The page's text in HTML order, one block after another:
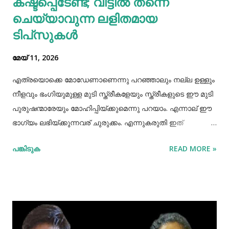
കാൽസ്യ...
ചെയ്യാവുന്ന ലളിതമായ
ടിപ്‌സുകൾ
മേയ് 11, 2026
എത്രയൊക്കെ മോഡേണാണെന്നു പറഞ്ഞാലും നല്ല ഉള്ളും
നീളവും ഭംഗിയുമുള്ള മുടി സ്ത്രീകളേയും സ്ത്രീകളുടെ ഈ മുടി
പുരുഷന്മാരേയും മോഹിപ്പിയ്ക്കുമെന്നു പറയാം. എന്നാല് ഈ
ഭാഗ്യം ലഭിയ്ക്കുന്നവര് ചുരുക്കം. എന്നുകരുതി ഇത്
സഹായിക്കുന്ന ചില വഴികളെക്കുറിച്ചറിയൂ,മുടി വളര്‍ച്ചയ്ക്ക്
ചീകുന്നത് ശരിയായ രീതിയിലല്ലെങ്കില്‍ മുടി ജട പിടിക്കാനും
പൊട്ടിപ്പോകാനുമുള്ള സാധ്യതയും കൂടും. മുടി ശരിയായി
പങ്കിടുക READ MORE »